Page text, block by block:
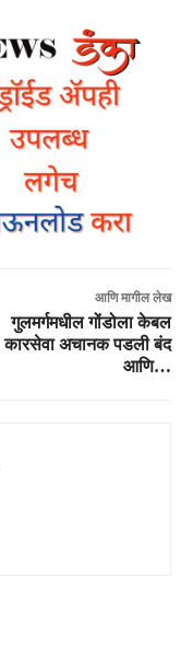
आणि मागील लेख
गुलमर्गमधील गोंडोला केबल
कारसेवा अचानक पडली बंद
आणि…